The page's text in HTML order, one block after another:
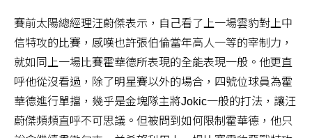
賽前太陽總經理汪蔚傑表示，自己看了上一場雲豹對上中
信特攻的比賽，感嘆也許張伯倫當年高人一等的宰制力，
就如同上一場比賽霍華德所表現的全能表現一般。他更直
呼他從沒看過，除了明星賽以外的場合，四號位球員為霍
華德進行單擋，幾乎是金塊隊主將Jokic一般的打法，讓汪
蔚傑頻頻直呼不可思議。但被問到如何限制霍華德，他只